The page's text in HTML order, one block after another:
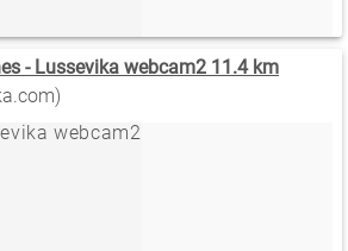
- Lussevika webcam2 11.4 km